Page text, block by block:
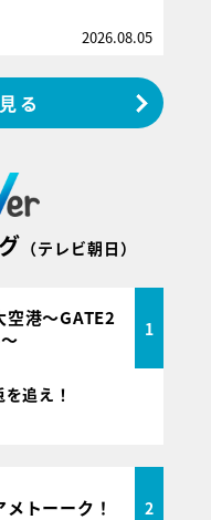
2026.08.05
る
（テレビ朝日）
空港～GATE2
1
追え！
メトーーク！ 2